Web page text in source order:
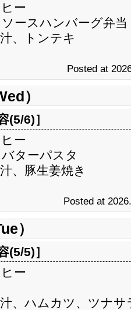
ー
ースハンバーグ弁当
、トンテキ
Posted at
）
(5/6)］
ー
ターパスタ
、豚生姜焼き
Posted at
）
(5/5)］
ー
、ハムカツ、ツナサ